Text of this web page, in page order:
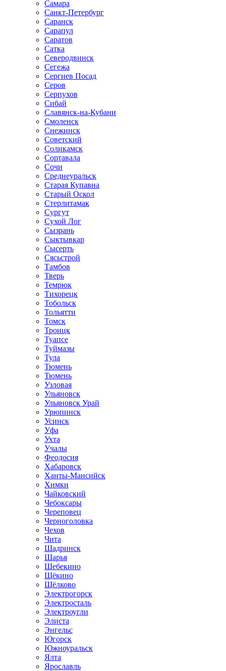
Самара
Санкт-Петербург
Саранск
Сарапул
Саратов
Сатка
Северодвинск
Сегежа
Сергиев Посад
Серов
Серпухов
Сибай
Славянск-на-Кубани
Смоленск
Снежинск
Советский
Соликамск
Сортавала
Сочи
Среднеуральск
Старая Купавна
Старый Оскол
Стерлитамак
Сургут
Сухой Лог
Сызрань
Сыктывкар
Сысерть
Сясьстрой
Тамбов
Тверь
Темрюк
Тихорецк
Тобольск
Тольятти
Томск
Троицк
Туапсе
Туймазы
Тула
Тюмень
Тюмень
Узловая
Ульяновск
Ульяновск Урай
Урюпинск
Усинск
Уфа
Ухта
Учалы
Феодосия
Хабаровск
Ханты-Мансийск
Химки
Чайковский
Чебоксары
Череповец
Черноголовка
Чехов
Чита
Шадринск
Шарья
Шебекино
Щёкино
Щёлково
Электрогорск
Электросталь
Электроугли
Элиста
Энгельс
Югорск
Южноуральск
Ялта
Ярославль